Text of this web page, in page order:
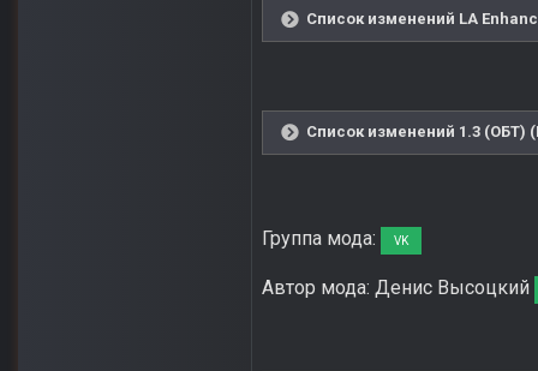
Список изменений LA
Список изменений 1.3 (ОБТ)
Группа мода: VK
Автор мода: Денис Высоцкий